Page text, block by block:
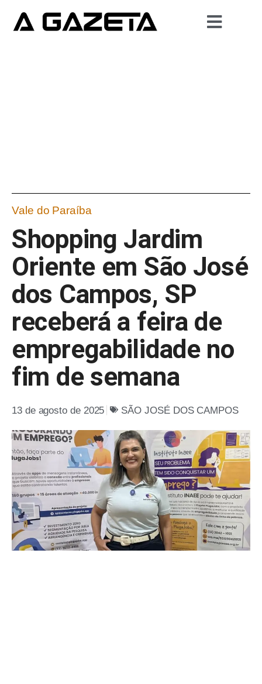
Vale do Paraíba
Shopping Jardim
Oriente em São José
dos Campos, SP
receberá a feira de
empregabilidade no
fim de semana
13 de agosto de 2025 SÃO JOSÉ DOS CAMPOS